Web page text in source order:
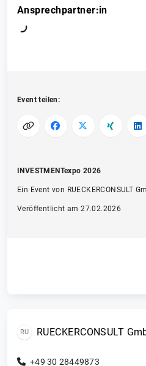
Ansprechpartner:in
Event teilen:
INVESTMENTexpo 2026
Ein Event von RUECKERCONSULT
Veröffentlicht am 27.02.2026
RU RUECKERCONSULT
+49 30 28449873